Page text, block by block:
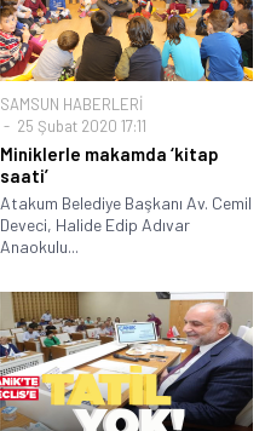
SAMSUN HABERLERİ
25 Şubat 2020 17:11
Miniklerle makamda ‘kitap
saati’
Atakum Belediye Başkanı Av. Cemil
Deveci, Halide Edip Adıvar
Anaokulu...